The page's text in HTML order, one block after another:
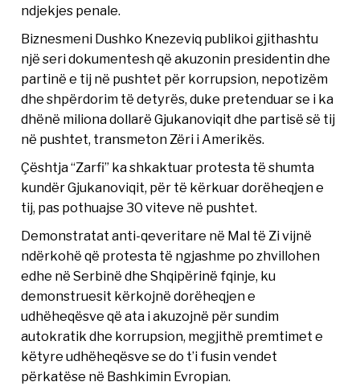
ndjekjes penale.
Biznesmeni Dushko Knezeviq publikoi gjithashtu
një seri dokumentesh që akuzonin presidentin dhe
partinë e tij në pushtet për korrupsion, nepotizëm
dhe shpërdorim të detyrës, duke pretenduar se i ka
dhënë miliona dollarë Gjukanoviqit dhe partisë së tij
në pushtet, transmeton Zëri i Amerikës.
Çështja “Zarfi” ka shkaktuar protesta të shumta
kundër Gjukanoviqit, për të kërkuar dorëheqjen e
tij, pas pothuajse 30 viteve në pushtet.
Demonstratat anti-qeveritare në Mal të Zi vijnë
ndërkohë që protesta të ngjashme po zhvillohen
edhe në Serbinë dhe Shqipërinë fqinje, ku
demonstruesit kërkojnë dorëheqjen e
udhëheqësve që ata i akuzojnë për sundim
autokratik dhe korrupsion, megjithë premtimet e
këtyre udhëheqësve se do t’i fusin vendet
përkatëse në Bashkimin Evropian.